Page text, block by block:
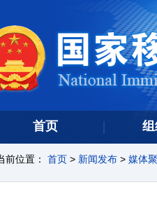
首页
前位置： 首页> 新闻发布> 媒体